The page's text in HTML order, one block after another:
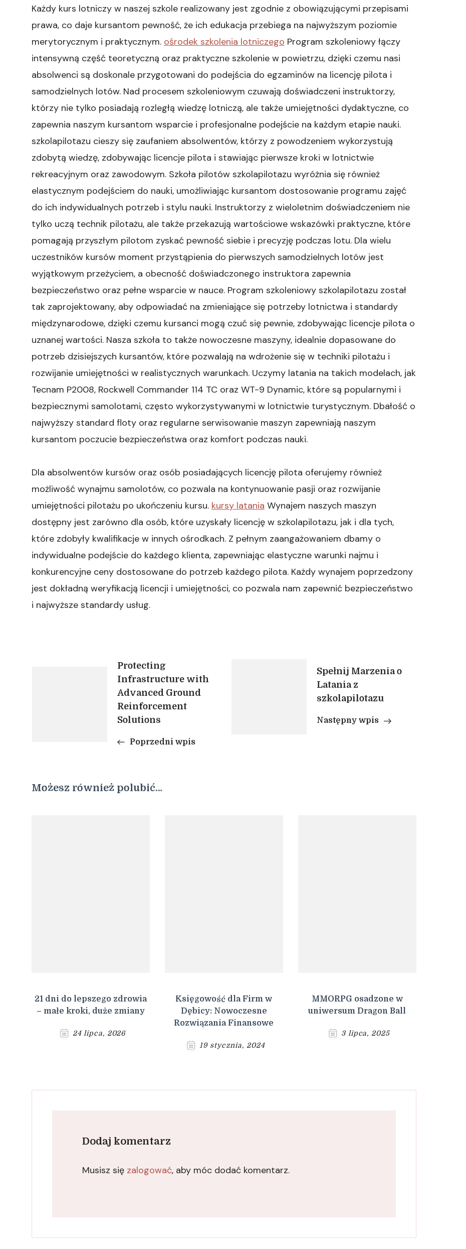
Każdy kurs lotniczy w naszej szkole realizowany jest zgodnie z obowiązującymi przepisami
prawa, co daje kursantom pewność, że ich edukacja przebiega na najwyższym poziomie
merytorycznym i praktycznym. ośrodek szkolenia lotniczego Program szkoleniowy łączy
intensywną część teoretyczną oraz praktyczne szkolenie w powietrzu, dzięki czemu nasi
absolwenci są doskonale przygotowani do podejścia do egzaminów na licencję pilota i
samodzielnych lotów. Nad procesem szkoleniowym czuwają doświadczeni instruktorzy,
którzy nie tylko posiadają rozległą wiedzę lotniczą, ale także umiejętności dydaktyczne, co
zapewnia naszym kursantom wsparcie i profesjonalne podejście na każdym etapie nauki.
szkolapilotazu cieszy się zaufaniem absolwentów, którzy z powodzeniem wykorzystują
zdobytą wiedzę, zdobywając licencje pilota i stawiając pierwsze kroki w lotnictwie
rekreacyjnym oraz zawodowym. Szkoła pilotów szkolapilotazu wyróżnia się również
elastycznym podejściem do nauki, umożliwiając kursantom dostosowanie programu zajęć
do ich indywidualnych potrzeb i stylu nauki. Instruktorzy z wieloletnim doświadczeniem nie
tylko uczą technik pilotażu, ale także przekazują wartościowe wskazówki praktyczne, które
pomagają przyszłym pilotom zyskać pewność siebie i precyzję podczas lotu. Dla wielu
uczestników kursów moment przystąpienia do pierwszych samodzielnych lotów jest
wyjątkowym przeżyciem, a obecność doświadczonego instruktora zapewnia
bezpieczeństwo oraz pełne wsparcie w nauce. Program szkoleniowy szkolapilotazu został
tak zaprojektowany, aby odpowiadać na zmieniające się potrzeby lotnictwa i standardy
międzynarodowe, dzięki czemu kursanci mogą czuć się pewnie, zdobywając licencje pilota o
uznanej wartości. Nasza szkoła to także nowoczesne maszyny, idealnie dopasowane do
potrzeb dzisiejszych kursantów, które pozwalają na wdrożenie się w techniki pilotażu i
rozwijanie umiejętności w realistycznych warunkach. Uczymy latania na takich modelach, jak
Tecnam P2008, Rockwell Commander 114 TC oraz WT-9 Dynamic, które są popularnymi i
bezpiecznymi samolotami, często wykorzystywanymi w lotnictwie turystycznym. Dbałość o
najwyższy standard floty oraz regularne serwisowanie maszyn zapewniają naszym
kursantom poczucie bezpieczeństwa oraz komfort podczas nauki.
Dla absolwentów kursów oraz osób posiadających licencję pilota oferujemy również
możliwość wynajmu samolotów, co pozwala na kontynuowanie pasji oraz rozwijanie
umiejętności pilotażu po ukończeniu kursu. kursy latania Wynajem naszych maszyn
dostępny jest zarówno dla osób, które uzyskały licencję w szkolapilotazu, jak i dla tych,
które zdobyły kwalifikacje w innych ośrodkach. Z pełnym zaangażowaniem dbamy o
indywidualne podejście do każdego klienta, zapewniając elastyczne warunki najmu i
konkurencyjne ceny dostosowane do potrzeb każdego pilota. Każdy wynajem poprzedzony
jest dokładną weryfikacją licencji i umiejętności, co pozwala nam zapewnić bezpieczeństwo
i najwyższe standardy usług.
Nawigacja
Protecting
Infrastructure with
Advanced Ground
Reinforcement
Solutions
Poprzedni wpis
Spełnij Marzenia o
Latania z
szkolapilotazu
Następny wpis
Możesz również polubić…
21 dni do lepszego zdrowia
– małe kroki, duże zmiany
24 lipca, 2026
Księgowość dla Firm w
Dębicy: Nowoczesne
Rozwiązania Finansowe
19 stycznia, 2024
MMORPG osadzone w
uniwersum Dragon Ball
3 lipca, 2025
Dodaj komentarz
Musisz się zalogować, aby móc dodać komentarz.